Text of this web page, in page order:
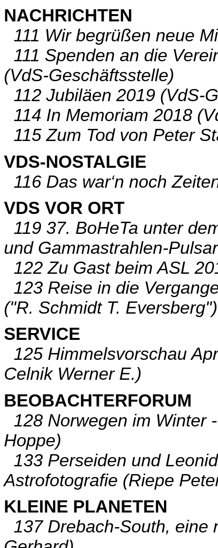
NACHRICHTEN
111 Wir begrüßen neue
111 Spenden an die
(VdS-Geschäftsstelle)
112 Jubiläen 2019 (VdS-
114 In Memoriam 2018
115 Zum Tod von Peter
VDS-NOSTALGIE
116 Das war‘n noch
VDS VOR ORT
119 37. BoHeTa unter
und Gammastrahlen-
122 Zu Gast beim ASL
123 Reise in die
("R. Schmidt T. Eversberg")
SERVICE
125 Himmelsvorschau
Celnik Werner E.)
BEOBACHTERFORUM
128 Norwegen im Winter
Hoppe)
133 Perseiden und
Astrofotografie (Riepe
KLEINE PLANETEN
137 Drebach-South, eine